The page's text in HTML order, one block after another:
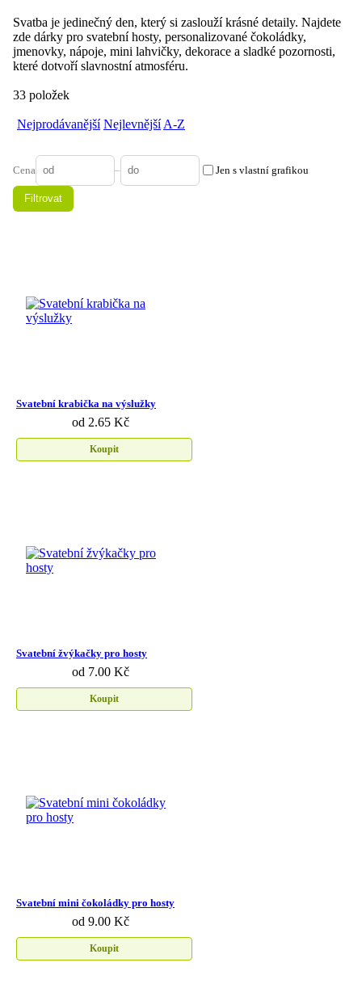
Svatba je jedinečný den, který si zaslouží krásné detaily. Najdete
zde dárky pro svatební hosty, personalizované čokoládky,
jmenovky, nápoje, mini lahvičky, dekorace a sladké pozornosti,
které dotvoří slavnostní atmosféru.
33 položek
Nejprodávanější Nejlevnější A-Z
Cena – Jen s vlastní grafikou
Filtrovat
Svatební krabička na výslužky
od 2.65 Kč
Koupit
Svatební žvýkačky pro hosty
od 7.00 Kč
Koupit
Svatební mini čokoládky pro hosty
od 9.00 Kč
Koupit